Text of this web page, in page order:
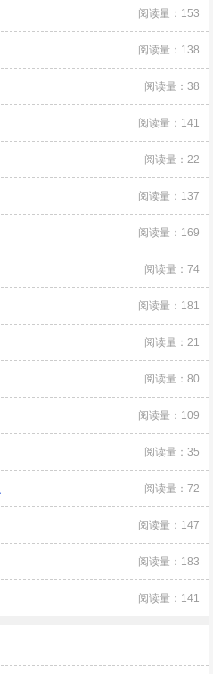
阅读量：153
阅读量：138
阅读量：38
阅读量：141
阅读量：22
阅读量：137
阅读量：169
阅读量：74
阅读量：181
阅读量：21
阅读量：80
阅读量：109
阅读量：35
阅读量：72
阅读量：147
阅读量：183
阅读量：141